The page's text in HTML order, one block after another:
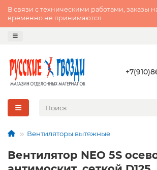
В связи с техническими работами, заказы
временно не принимаются
Вентиляторы вытяжные
Вентилятор NEO 5S